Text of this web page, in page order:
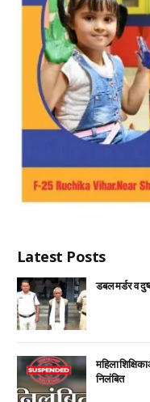
Latest Posts
डबल मर्डर व
महिला
निलंबित